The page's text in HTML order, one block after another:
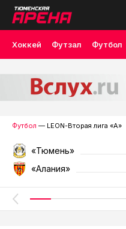
Хоккей Футзал Футбол
Футбол — LEON-Вторая лига «А»
«Тюмень»
«Алания»